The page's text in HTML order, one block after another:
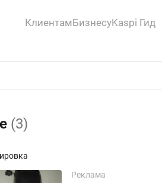
КлиентамБизнесуKaspi Гид
(3)
Реклама